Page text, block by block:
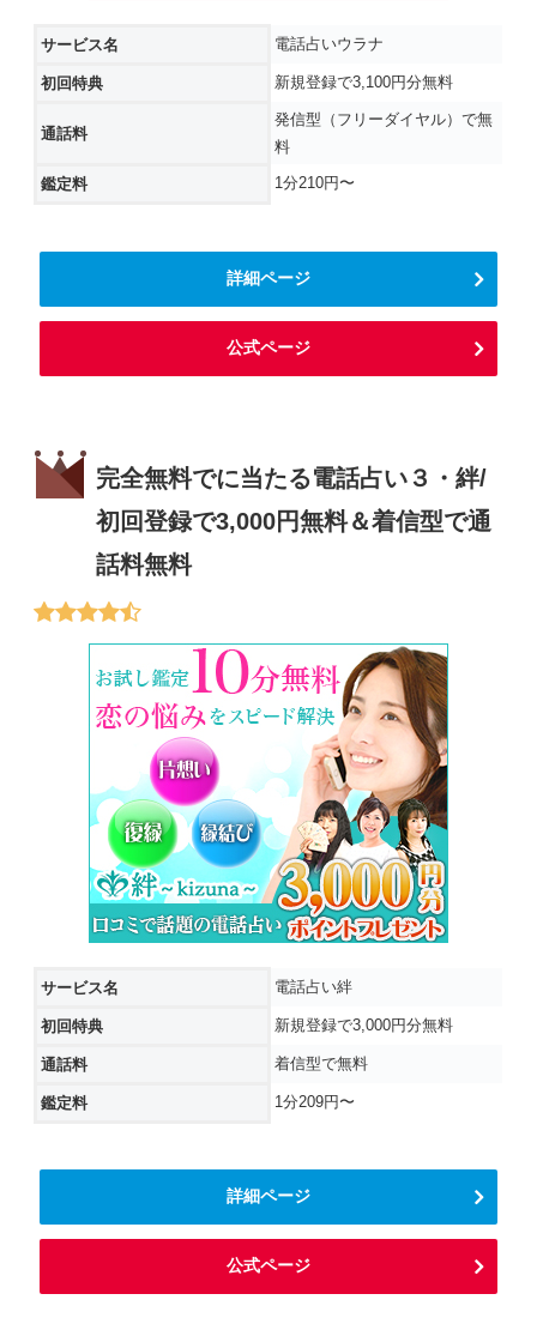
サービス名 電話占いウラナ
初回特典 新規登録で3,100円分無料
通話料
発信型（フリーダイヤル）で無
料
鑑定料 1分210円〜
詳細ページ
公式ページ
完全無料でに当たる電話占い３・絆/
初回登録で3,000円無料＆着信型で通
話料無料
サービス名 電話占い絆
初回特典 新規登録で3,000円分無料
通話料 着信型で無料
鑑定料 1分209円〜
詳細ページ
公式ページ